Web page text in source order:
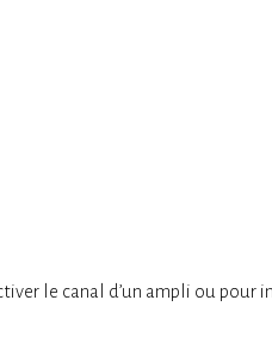
le canal d’un ampli ou pour